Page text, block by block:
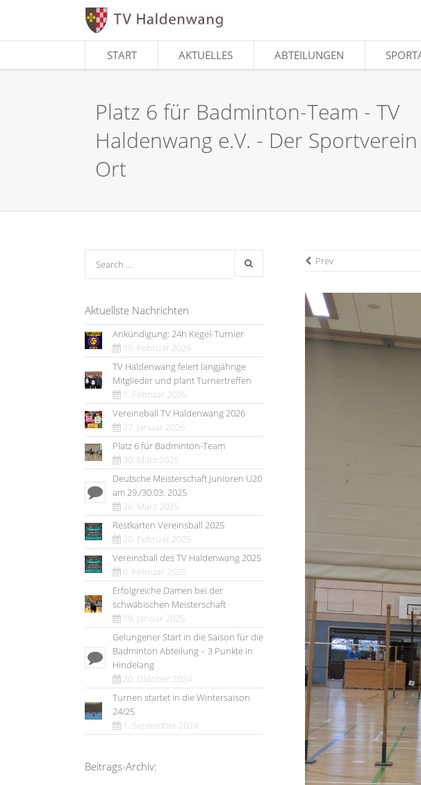
START AKTUELLES ABTEILUNGEN
START AKTUELLES ABTEILUNGEN
Platz 6 für Badminton-Team - TV
Haldenwang e.V. - Der
Ort
Prev
Aktuellste Nachrichten
Ankündigung: 24h Kegel-Turnier
19. Februar 2026
TV Haldenwang feiert langjährige
Mitglieder und plant Turnertreffen
1. Februar 2026
Vereineball TV Haldenwang 2026
27. Januar 2026
Platz 6 für Badminton-Team
30. März 2025
Deutsche Meisterschaft Junioren U20
am 29./30.03. 2025
26. März 2025
Restkarten Vereinsball 2025
20. Februar 2025
Vereinsball des TV Haldenwang 2025
6. Februar 2025
Erfolgreiche Damen bei der
schwäbischen Meisterschaft
19. Januar 2025
Gelungener Start in die Saison für die
Badminton Abteilung – 3 Punkte in
Hindelang
20. Oktober 2024
Turnen startet in die Wintersaison
24/25
1. September 2024
Beitrags-Archiv: